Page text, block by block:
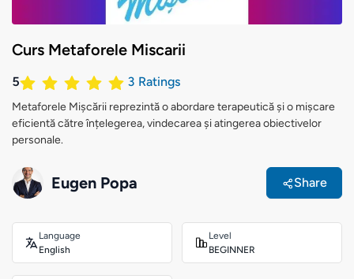
Curs Metaforele Miscarii
5 3 Ratings
Metaforele Mișcării reprezintă o abordare terapeutică și o mișcare
eficientă către înțelegerea, vindecarea și atingerea obiectivelor
personale.
Eugen Popa Share
Language
English
Level
BEGINNER